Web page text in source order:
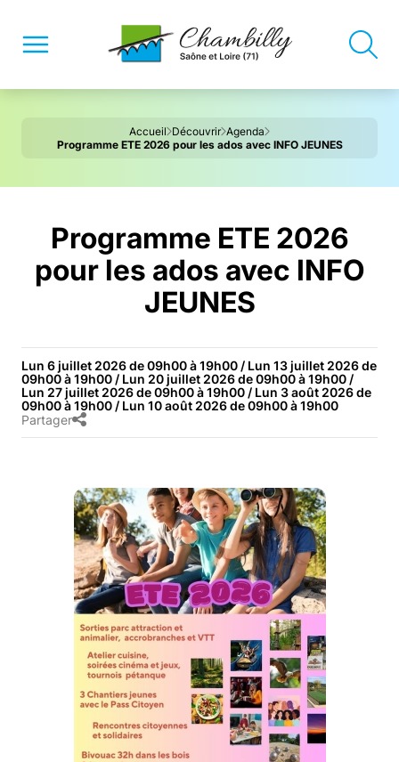
Accueil Découvrir Agenda
Programme ETE 2026 pour les ados avec INFO JEUNES
Programme ETE 2026
pour les ados avec INFO
JEUNES
Lun 6 juillet 2026 de 09h00 à 19h00 / Lun 13 juillet 2026 de
09h00 à 19h00 / Lun 20 juillet 2026 de 09h00 à 19h00 /
Lun 27 juillet 2026 de 09h00 à 19h00 / Lun 3 août 2026 de
09h00 à 19h00 / Lun 10 août 2026 de 09h00 à 19h00
Partager